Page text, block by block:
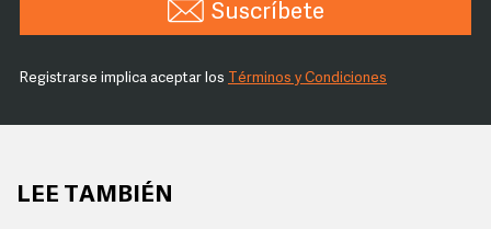
Suscríbete
Registrarse implica aceptar los Términos y Condiciones
LEE TAMBIÉN